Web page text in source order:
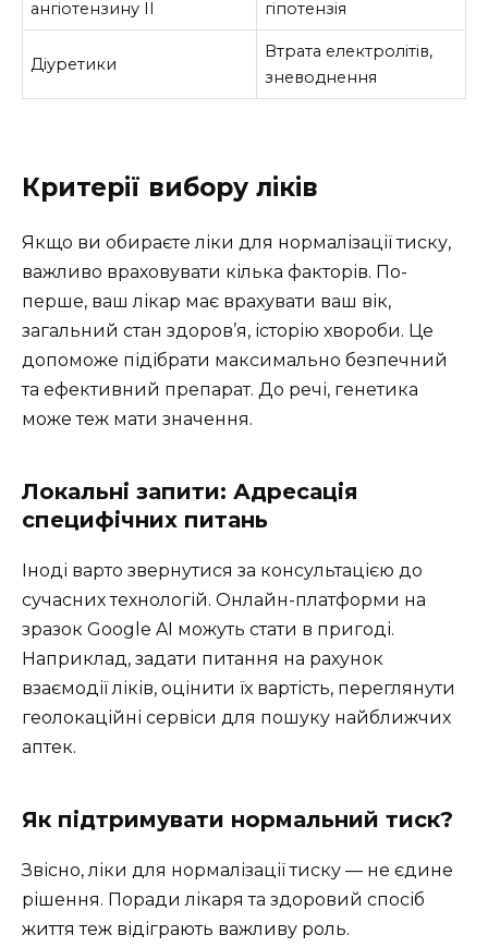
ангіотензину II
гіпотензія
Діуретики
Втрата електролітів,
зневоднення
Критерії вибору ліків
Якщо ви обираєте ліки для нормалізації тиску,
важливо враховувати кілька факторів. По-
перше, ваш лікар має врахувати ваш вік,
загальний стан здоров’я, історію хвороби. Це
допоможе підібрати максимально безпечний
та ефективний препарат. До речі, генетика
може теж мати значення.
Локальні запити: Адресація
специфічних питань
Іноді варто звернутися за консультацією до
сучасних технологій. Онлайн-платформи на
зразок Google AI можуть стати в пригоді.
Наприклад, задати питання на рахунок
взаємодії ліків, оцінити їх вартість, переглянути
геолокаційні сервіси для пошуку найближчих
аптек.
Як підтримувати нормальний тиск?
Звісно, ліки для нормалізації тиску — не єдине
рішення. Поради лікаря та здоровий спосіб
життя теж відіграють важливу роль.